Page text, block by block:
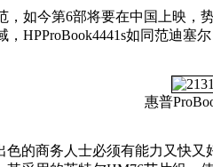
，如今第6部将要在中国上映
HPProBook4441s如同范迪塞
惠普
的商务人士必须有能力又快